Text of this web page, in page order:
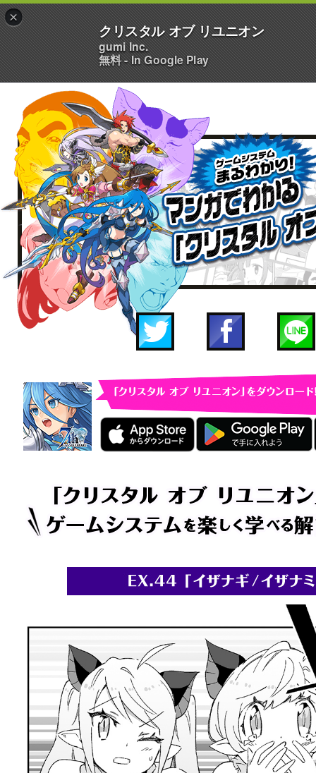
×
クリスタル オブ リユニオン
gumi Inc.
無料 - In Google Play